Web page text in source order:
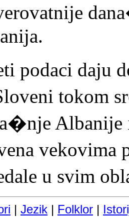
podaci daju
tokom
Albanije
vekovima
u svim
| Jezik | Folklor |